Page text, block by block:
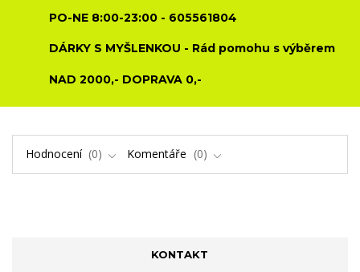
PO-NE 8:00-23:00 - 605561804
DÁRKY S MYŠLENKOU - Rád pomohu s výběrem
NAD 2000,- DOPRAVA 0,-
Hodnocení 0 Komentáře 0
KONTAKT